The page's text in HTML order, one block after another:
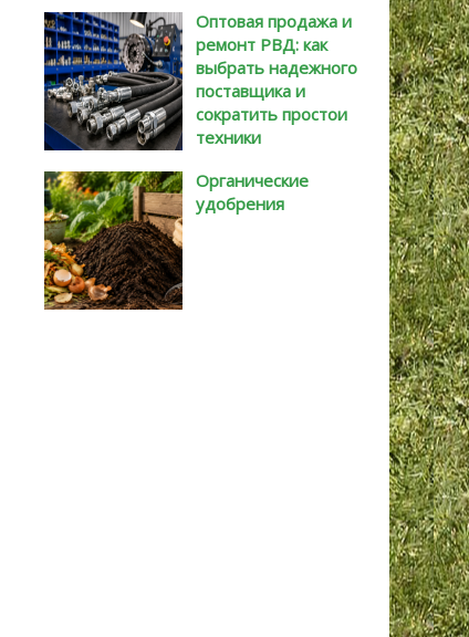
Оптовая продажа и
ремонт РВД: как
выбрать надежного
поставщика и
сократить простои
техники
Органические
удобрения